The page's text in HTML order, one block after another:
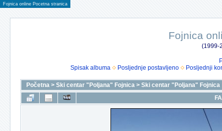
Fojnica online Pocetna stranica
Fojnica
(1999-
Spisak albuma
Posljednje postavljeno Posljednji
Početna > Ski centar "Poljana" Fojnica > Ski centar "Poljana" Fojnica